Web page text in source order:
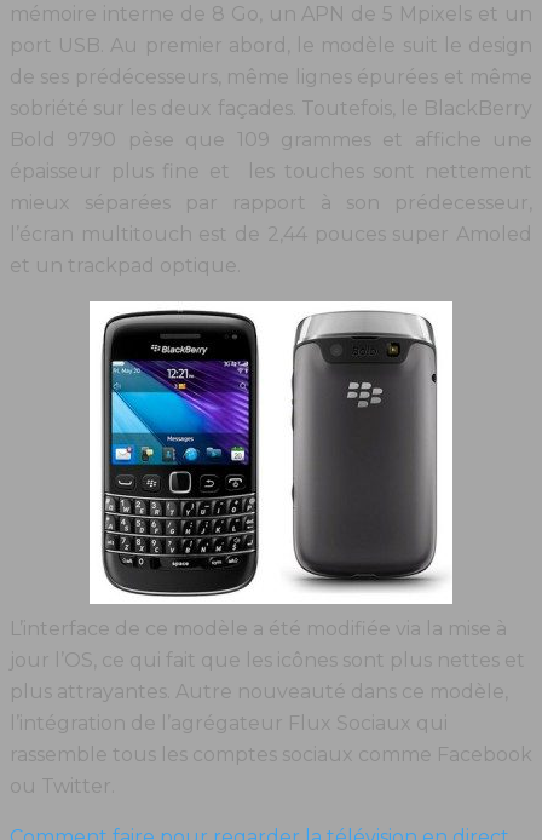
mémoire interne de 8 Go, un APN de 5 Mpixels et un
port USB. Au premier abord, le modèle suit le design
de ses prédécesseurs, même lignes épurées et même
sobriété sur les deux façades. Toutefois, le BlackBerry
Bold 9790 pèse que 109 grammes et affiche une
épaisseur plus fine et les touches sont nettement
mieux séparées par rapport à son prédecesseur,
l’écran multitouch est de 2,44 pouces super Amoled
et un trackpad optique.
L’interface de ce modèle a été modifiée via la mise à
jour l’OS, ce qui fait que les icônes sont plus nettes et
plus attrayantes. Autre nouveauté dans ce modèle,
l’intégration de l’agrégateur Flux Sociaux qui
rassemble tous les comptes sociaux comme Facebook
ou Twitter.